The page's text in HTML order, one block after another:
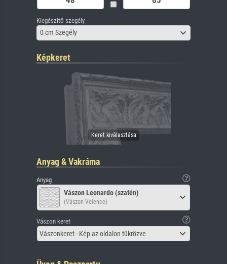
Kiegészítő szegély
0 cm Szegély
Képkeret
Anyag & Vakráma
Anyag
Vászon Leonardo (szatén)
(Vászon Velence)
Vászon keret
Vászonkeret - Kép az oldalon tükrözve